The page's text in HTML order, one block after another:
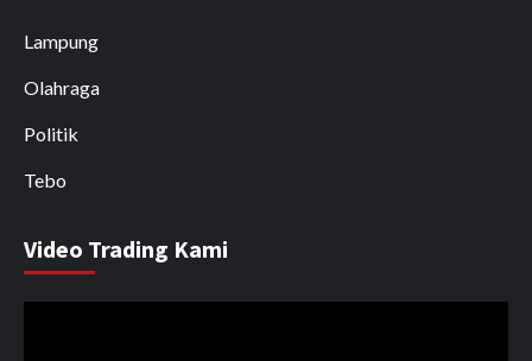
Lampung
Olahraga
Politik
Tebo
Video Trading Kami